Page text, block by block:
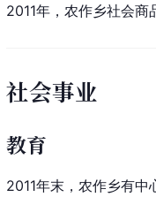
2011年，农作乡社会
社会事业
教育
2011年末，农作乡有中